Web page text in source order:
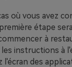
où vous avez
étape
à
instructions à
l'écran des